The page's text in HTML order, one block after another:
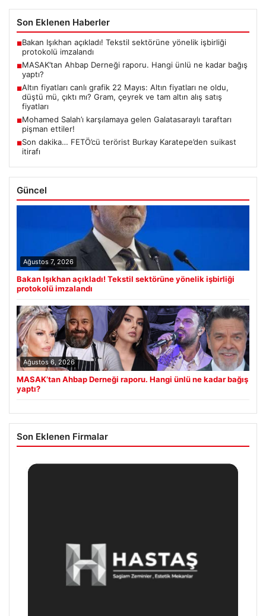
Son Eklenen Haberler
■Bakan Işıkhan açıkladı! Tekstil sektörüne yönelik işbirliği
protokolü imzalandı
■MASAK’tan Ahbap Derneği raporu. Hangi ünlü ne kadar bağış
yaptı?
■Altın fiyatları canlı grafik 22 Mayıs: Altın fiyatları ne oldu,
düştü mü, çıktı mı? Gram, çeyrek ve tam altın alış satış
fiyatları
■Mohamed Salah’ı karşılamaya gelen Galatasaraylı taraftarı
pişman ettiler!
■Son dakika… FETÖ’cü terörist Burkay Karatepe’den suikast
itirafı
Güncel
Ağustos 7, 2026
Bakan Işıkhan açıkladı! Tekstil sektörüne yönelik işbirliği
protokolü imzalandı
Ağustos 6, 2026
MASAK’tan Ahbap Derneği raporu. Hangi ünlü ne kadar bağış
yaptı?
Son Eklenen Firmalar